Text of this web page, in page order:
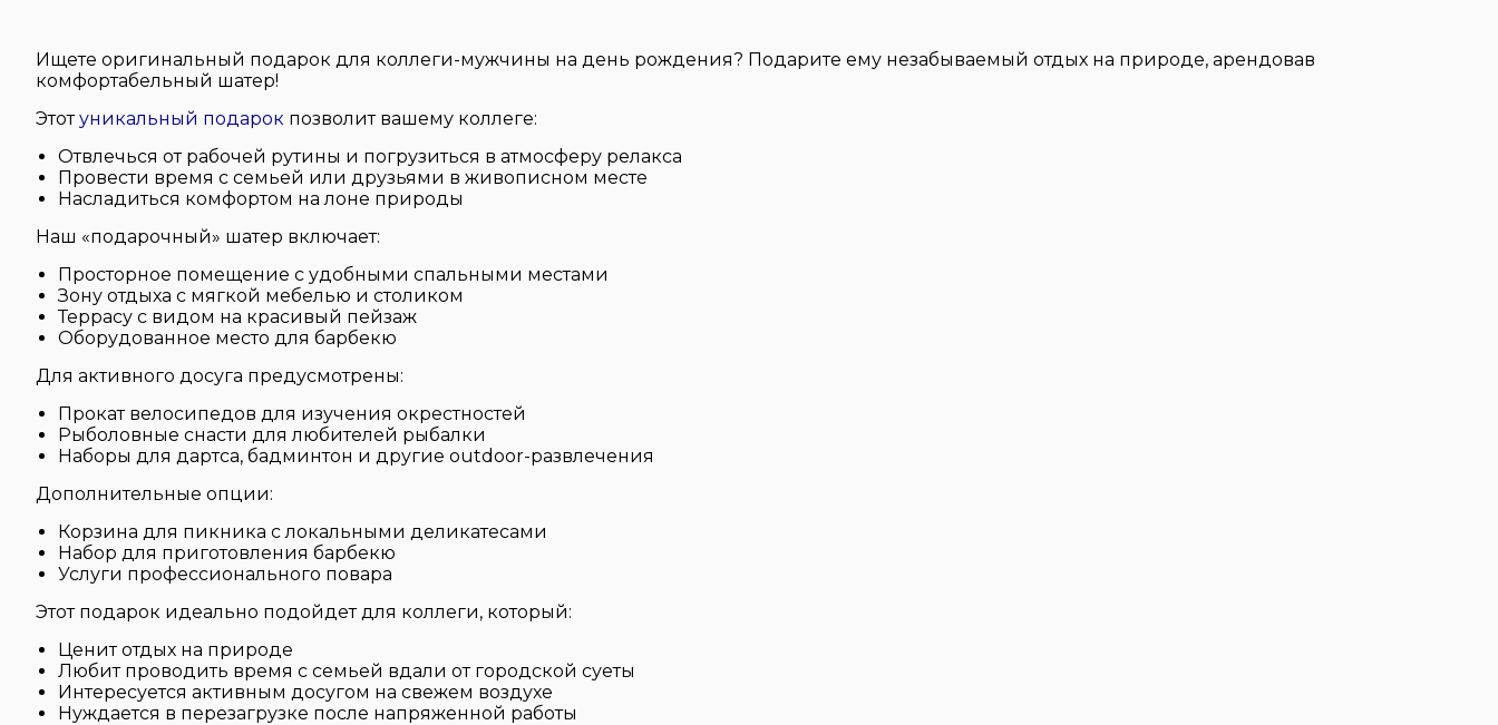
Ищете оригинальный подарок для коллеги-мужчины на день рождения? Подарите ему незабываемый отдых на природе, арендовав
комфортабельный шатер!
Этотуникальный подарок позволит вашему коллеге:
Отвлечься от рабочей рутины и погрузиться в атмосферу релакса
Провести время с семьей или друзьями в живописном месте
Насладиться комфортом на лоне природы
Наш «подарочный» шатер включает:
Просторное помещение с удобными спальными местами
Зону отдыха с мягкой мебелью и столиком
Террасу с видом на красивый пейзаж
Оборудованное место для барбекю
Для активного досуга предусмотрены:
Прокат велосипедов для изучения окрестностей
Рыболовные снасти для любителей рыбалки
Наборы для дартса, бадминтон и другие outdoor-развлечения
Дополнительные опции:
Корзина для пикника с локальными деликатесами
Набор для приготовления барбекю
Услуги профессионального повара
Этот подарок идеально подойдет для коллеги, который:
Ценит отдых на природе
Любит проводить время с семьей вдали от городской суеты
Интересуется активным досугом на свежем воздухе
Нуждается в перезагрузке после напряженной работы